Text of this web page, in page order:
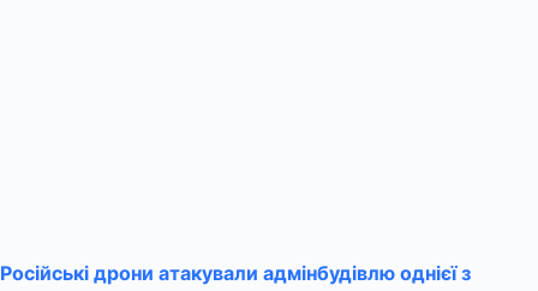
Російські дрони атакували адмінбудівлю однієї з